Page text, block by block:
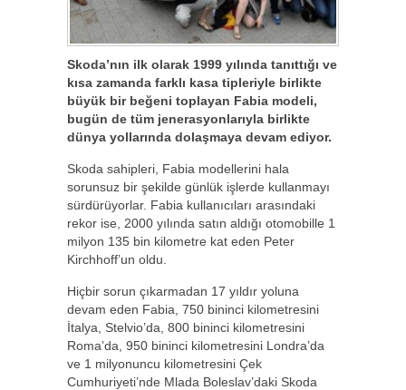
Skoda’nın ilk olarak 1999 yılında tanıttığı ve
kısa zamanda farklı kasa tipleriyle birlikte
büyük bir beğeni toplayan Fabia modeli,
bugün de tüm jenerasyonlarıyla birlikte
dünya yollarında dolaşmaya devam ediyor.
Skoda sahipleri, Fabia modellerini hala
sorunsuz bir şekilde günlük işlerde kullanmayı
sürdürüyorlar. Fabia kullanıcıları arasındaki
rekor ise, 2000 yılında satın aldığı otomobille 1
milyon 135 bin kilometre kat eden Peter
Kirchhoff’un oldu.
Hiçbir sorun çıkarmadan 17 yıldır yoluna
devam eden Fabia, 750 bininci kilometresini
İtalya, Stelvio’da, 800 bininci kilometresini
Roma’da, 950 bininci kilometresini Londra’da
ve 1 milyonuncu kilometresini Çek
Cumhuriyeti’nde Mlada Boleslav’daki Skoda